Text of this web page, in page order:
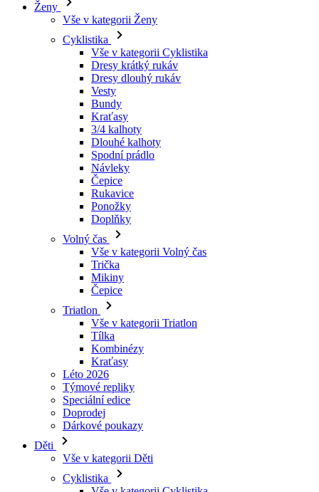
Ženy
Vše v kategorii Ženy
Cyklistika
Vše v kategorii Cyklistika
Dresy krátký rukáv
Dresy dlouhý rukáv
Vesty
Bundy
Kraťasy
3/4 kalhoty
Dlouhé kalhoty
Spodní prádlo
Návleky
Čepice
Rukavice
Ponožky
Doplňky
Volný čas
Vše v kategorii Volný čas
Trička
Mikiny
Čepice
Triatlon
Vše v kategorii Triatlon
Tílka
Kombinézy
Kraťasy
Léto 2026
Týmové repliky
Speciální edice
Doprodej
Dárkové poukazy
Děti
Vše v kategorii Děti
Cyklistika